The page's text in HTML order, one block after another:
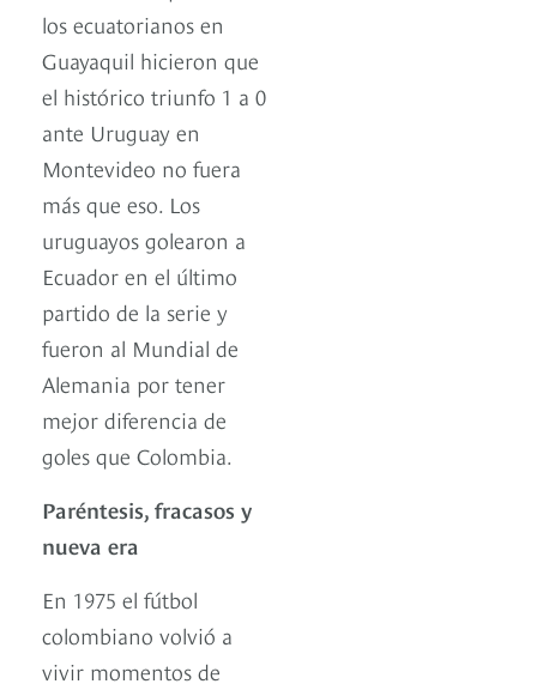
los ecuatorianos en
Guayaquil hicieron que
el histórico triunfo 1 a 0
ante Uruguay en
Montevideo no fuera
más que eso. Los
uruguayos golearon a
Ecuador en el último
partido de la serie y
fueron al Mundial de
Alemania por tener
mejor diferencia de
goles que Colombia.
Paréntesis, fracasos y
nueva era
En 1975 el fútbol
colombiano volvió a
vivir momentos de